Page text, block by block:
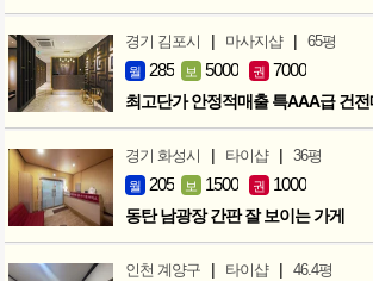
경기 김포시 | 마사지샵 | 65평
월 285 보 5000 권 7000
최고단가 안정적매출 특AAA급 건
경기 화성시 | 타이샵 | 36평
월 205 보 1500 권 1000
동탄 남광장 간판 잘 보이는 가게
인천 계양구 | 타이샵 | 46.4평